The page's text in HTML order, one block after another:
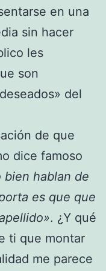
en una
sin hacer
les
son
del
de que
dice famoso
bien hablan de
es que que
. ¿Y qué
ti que montar
me parece